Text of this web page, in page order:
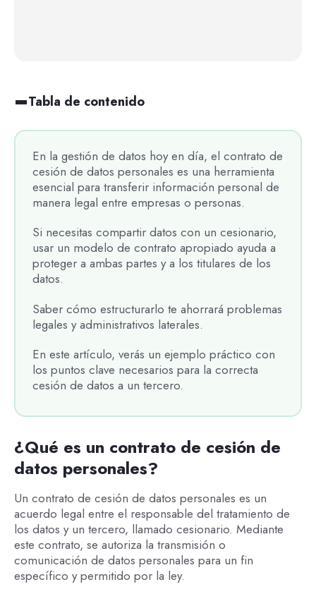
En la gestión de datos hoy en día, el contrato de
cesión de datos personales es una herramienta
esencial para transferir información personal de
manera legal entre empresas o personas.
Si necesitas compartir datos con un cesionario,
usar un modelo de contrato apropiado ayuda a
proteger a ambas partes y a los titulares de los
datos.
Saber cómo estructurarlo te ahorrará problemas
legales y administrativos laterales.
En este artículo, verás un ejemplo práctico con
los puntos clave necesarios para la correcta
cesión de datos a un tercero.
Tabla de contenido
¿Qué es un contrato de cesión de
datos personales?
Un contrato de cesión de datos personales es un
acuerdo legal entre el responsable del tratamiento de
los datos y un tercero, llamado cesionario. Mediante
este contrato, se autoriza la transmisión o
comunicación de datos personales para un fin
específico y permitido por la ley.